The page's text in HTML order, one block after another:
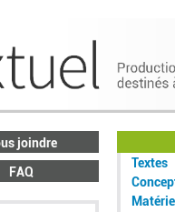
joindre
FAQ
Textes